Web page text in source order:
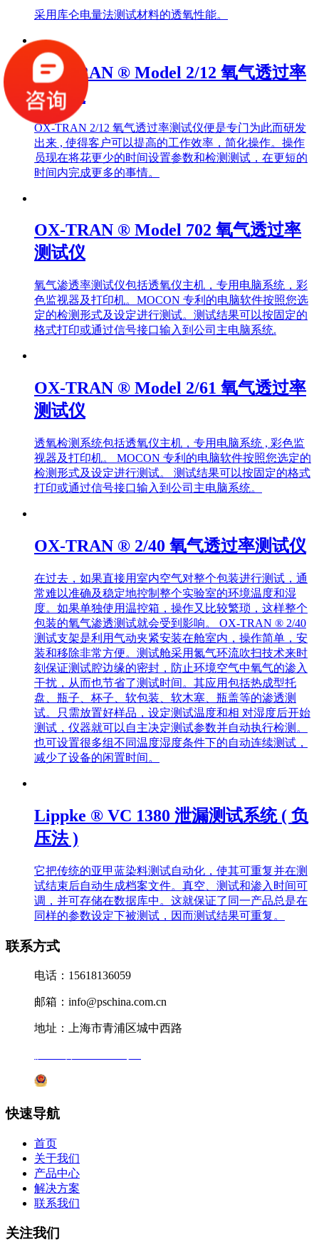
采用库仑电量法测试材料的透氧性能。
OX-TRAN ® Model 2/12 氧气透过率
测试仪
OX-TRAN 2/12 氧气透过率测试仪便是专门为此而研发
出来 , 使得客户可以提高的工作效率，简化操作。操作
员现在将花更少的时间设置参数和检测测试，在更短的
时间内完成更多的事情。
OX-TRAN ® Model 702 氧气透过率
测试仪
氧气渗透率测试仪包括透氧仪主机，专用电脑系统，彩
色监视器及打印机。MOCON 专利的电脑软件按照您选
定的检测形式及设定进行测试。测试结果可以按固定的
格式打印或通过信号接口输入到公司主电脑系统.
OX-TRAN ® Model 2/61 氧气透过率
测试仪
透氧检测系统包括透氧仪主机，专用电脑系统 , 彩色监
视器及打印机。 MOCON 专利的电脑软件按照您选定的
检测形式及设定进行测试。 测试结果可以按固定的格式
打印或通过信号接口输入到公司主电脑系统。
OX-TRAN ® 2/40 氧气透过率测试仪
在过去，如果直接用室内空气对整个包装进行测试，通
常难以准确及稳定地控制整个实验室的环境温度和湿
度。如果单独使用温控箱，操作又比较繁琐，这样整个
包装的氧气渗透测试就会受到影响。 OX-TRAN ® 2/40
测试支架是利用气动夹紧安装在舱室内，操作简单，安
装和移除非常方便。测试舱采用氮气环流吹扫技术来时
刻保证测试腔边缘的密封，防止环境空气中氧气的渗入
干扰，从而也节省了测试时间。其应用包括热成型托
盘、瓶子、杯子、软包装、软木塞、瓶盖等的渗透测
试。只需放置好样品，设定测试温度和相 对湿度后开始
测试，仪器就可以自主决定测试参数并自动执行检测。
也可设置很多组不同温度湿度条件下的自动连续测试，
减少了设备的闲置时间。
Lippke ® VC 1380 泄漏测试系统 ( 负
压法 )
它把传统的亚甲蓝染料测试自动化，使其可重复并在测
试结束后自动生成档案文件。真空、测试和渗入时间可
调，并可存储在数据库中。这就保证了同一产品总是在
同样的参数设定下被测试，因而测试结果可重复。
联系方式
电话：15618136059
邮箱：info@pschina.com.cn
地址：上海市青浦区城中西路
快速导航
首页
关于我们
产品中心
解决方案
联系我们
关注我们